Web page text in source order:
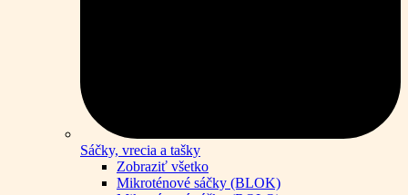
Sáčky, vrecia a tašky
Zobraziť všetko
Mikroténové sáčky (BLOK)